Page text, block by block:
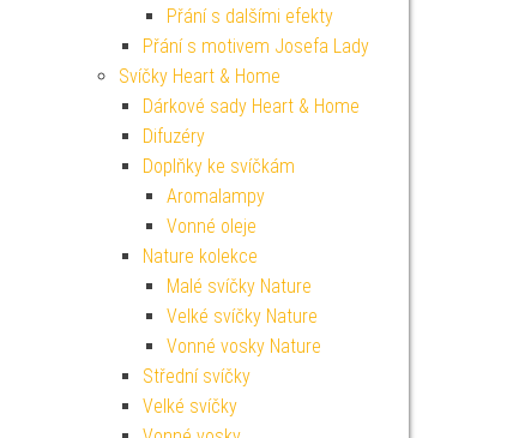
Přání s dalšími efekty
Přání s motivem Josefa Lady
Svíčky Heart & Home
Dárkové sady Heart & Home
Difuzéry
Doplňky ke svíčkám
Aromalampy
Vonné oleje
Nature kolekce
Malé svíčky Nature
Velké svíčky Nature
Vonné vosky Nature
Střední svíčky
Velké svíčky